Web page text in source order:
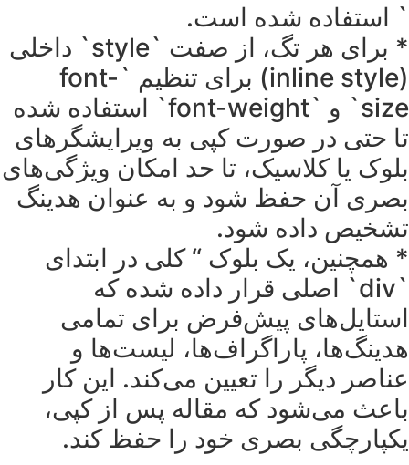
` استفاده شده است.
* برای هر تگ، از صفت `style` داخلی
(inline style) برای تنظیم `font-
size` و `font-weight` استفاده شده
تا حتی در صورت کپی به ویرایشگرهای
بلوک یا کلاسیک، تا حد امکان ویژگی‌های
بصری آن حفظ شود و به عنوان هدینگ
تشخیص داده شود.
* همچنین، یک بلوک “ کلی در ابتدای
`div` اصلی قرار داده شده که
استایل‌های پیش‌فرض برای تمامی
هدینگ‌ها، پاراگراف‌ها، لیست‌ها و
عناصر دیگر را تعیین می‌کند. این کار
باعث می‌شود که مقاله پس از کپی،
یکپارچگی بصری خود را حفظ کند.